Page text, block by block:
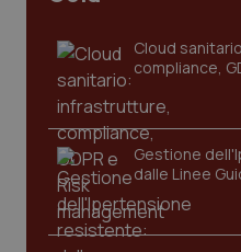
Cloud
compliance,
Gestione
dalle Linee
CookieScriptConsent